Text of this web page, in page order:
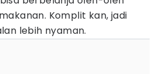
Komplit kan, jadi
lebih nyaman.